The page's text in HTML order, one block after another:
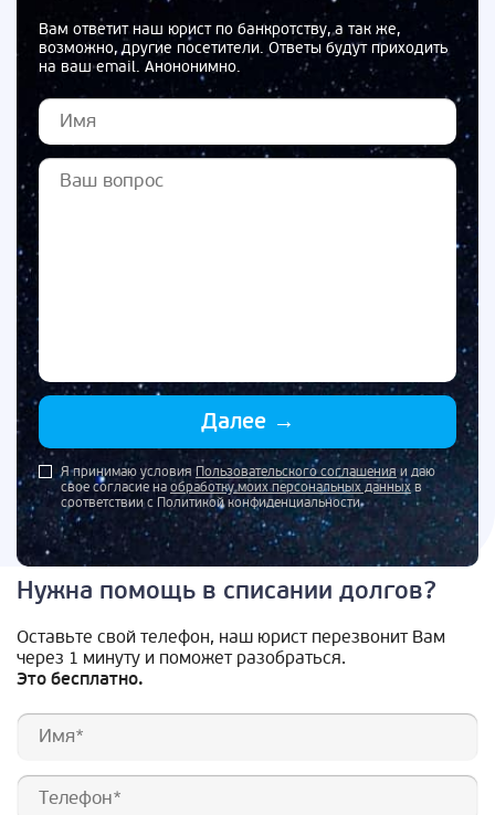
Вам ответит наш юрист по банкротству, а так же,
возможно, другие посетители. Ответы будут приходить
на ваш email. Анононимно.
Далее →
Я принимаю условия Пользовательского соглашенияи даю
свое согласие на обработку моих персональных данныхв
соответствии с Политикой конфиденциальности
Нужна помощь в списании долгов?
Оставьте свой телефон, наш юрист перезвонит Вам
через 1 минуту и поможет разобраться.
Это бесплатно.